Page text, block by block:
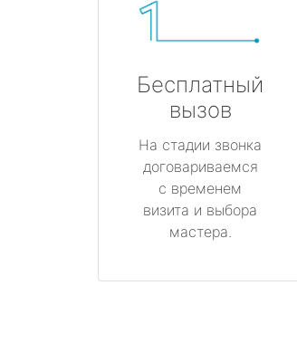
Бесплатный
вызов
На стадии звонка
договариваемся
с временем
визита и выбора
мастера.